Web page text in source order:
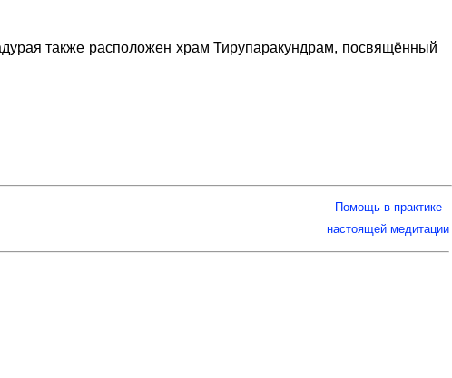
также расположен храм Тирупаракундрам, посвящённый
Помощь в практике
настоящей медитации